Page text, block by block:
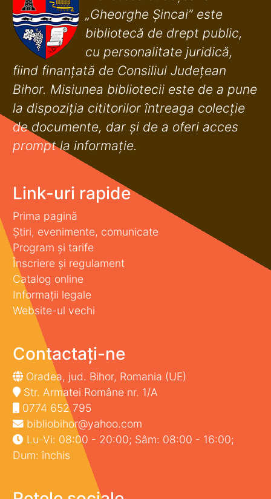
„Gheorghe Șincai” este
bibliotecă de drept public,
cu personalitate juridică,
fiind finanţată de Consiliul Judeţean
Bihor. Misiunea bibliotecii este de a pune
la dispoziţia cititorilor întreaga colecţie
de documente, dar şi de a oferi acces
prompt la informaţie.
Link-uri rapide
Prima pagină
Știri, evenimente, comunicate
Program și tarife
Înscriere și regulament
Catalog online
Informații legale
Website-ul vechi
Contactați-ne
Oradea, jud. Bihor, Romania (UE)
Str. Armatei Române nr. 1/A
0774 652 795
bibliobihor@yahoo.com
Lu-Vi: 08:00 - 20:00; Sâm: 08:00 - 16:00;
Dum: închis